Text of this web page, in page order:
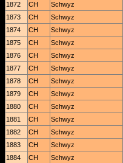
1872
CH Schwyz
1873
CH Schwyz
1874
CH Schwyz
1875
CH Schwyz
1876
CH Schwyz
1877
CH Schwyz
1878
CH Schwyz
1879
CH Schwyz
1880
CH Schwyz
1881
CH Schwyz
1882
CH Schwyz
1883
CH Schwyz
1884
CH Schwyz